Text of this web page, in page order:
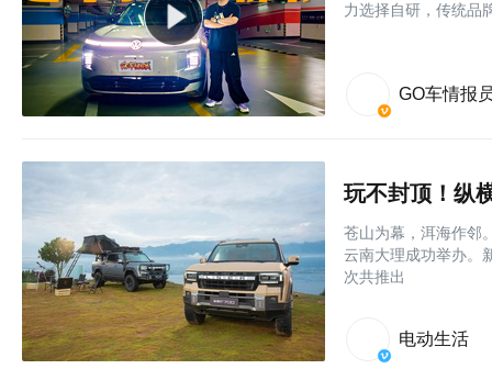
力选择自研，传统品
GO车情报
玩不封顶！纵
苍山为幕，洱海作邻
云南大理成功举办。
次共推出
电动生活